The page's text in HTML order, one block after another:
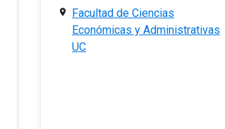
Facultad de Ciencias
Económicas y Administrativas
UC